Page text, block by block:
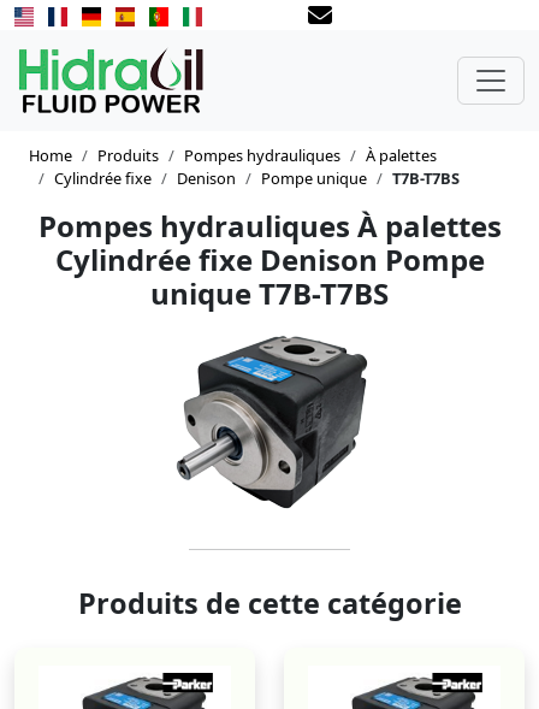
Home Produits Pompes hydrauliques
À palettes
Cylindrée fixe
Denison Pompe unique T7B-T7BS
Pompes hydrauliques À palettes
Cylindrée fixe Denison Pompe
unique T7B-T7BS
Produits de cette catégorie